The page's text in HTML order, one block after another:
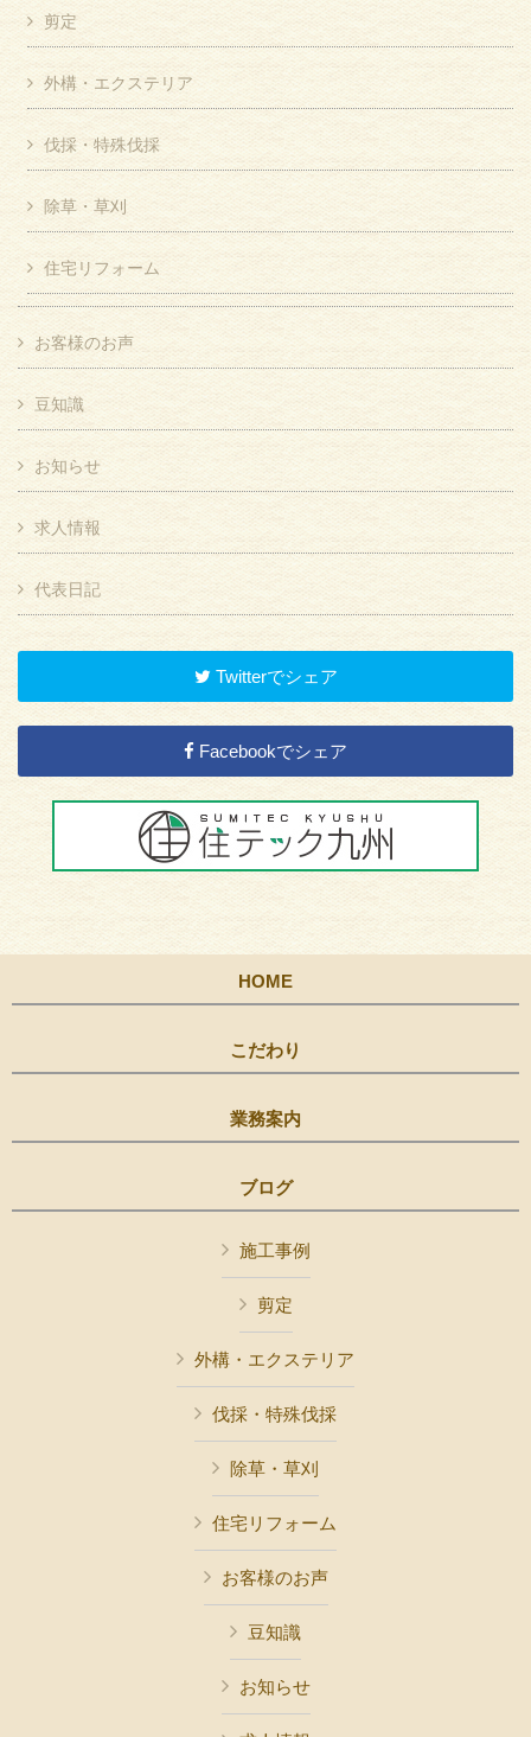
剪定
外構・エクステリア
伐採・特殊伐採
除草・草刈
住宅リフォーム
お客様のお声
豆知識
お知らせ
求人情報
代表日記
Twitterでシェア
Facebookでシェア
HOME
こだわり
業務案内
ブログ
施工事例
剪定
外構・エクステリア
伐採・特殊伐採
除草・草刈
住宅リフォーム
お客様のお声
豆知識
お知らせ